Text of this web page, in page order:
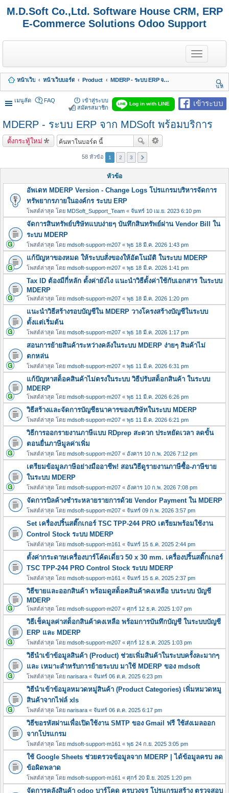
M.D.Soft Co.,Ltd. Software House CRM, ERP
E-Commerce Solutions Odoo Support
T
o
g
e
n
a
i
g
n
หน้าเว็บ หน้าเว็บบอร์ด Product
MDERP - ระบบ ERP จาก MDSoft พร้อมบริการ
นห
า
เมนูลัด
เข้าระบบ
Log in with LINE
FAQ
เข้าสู่ระบบ
สมัครสมาชิก
MDERP - ระบบ ERP จาก MDSoft พร้อมบริการ
ตั้งกระทู้ใหม่
58 หัวข้อ 1 2 3
หัวข้อ
อัพเดท MDERP Version - Change Logs โปรแกรมบริหารจัดการ
ทรัพยากรภายในองค์กร ระบบ ERP
โพสต์ล่าสุด โดย MDSoft_Support_Team « จันทร์ 10 เม.ย. 2023 6:10 pm
จัดการสินทรัพย์บริษัทแบบง่ายๆ บันทึกสินทรัพย์ผ่าน Vendor Bill ใน
ระบบ MDERP
โพสต์ล่าสุด โดย mdsoft-support-m207 « พุธ 18 มี.ค. 2026 1:43 pm
แก้ปัญหาของหมด ให้ระบบสั่งของให้อัตโนมัติ ในระบบ MDERP
โพสต์ล่าสุด โดย mdsoft-support-m207 « พุธ 18 มี.ค. 2026 1:41 pm
Tax ID ต้องมีกี่หลัก ตั้งค่ายังไง แนะนำวิธีตั้งค่าใช้กับเอกสาร ในระบบ
MDERP
โพสต์ล่าสุด โดย mdsoft-support-m207 « พุธ 18 มี.ค. 2026 1:20 pm
แนะนำวิธีสร้างรอบบัญชีใน MDERP วางโครงสร้างบัญชีในระบบ
ตั้งแต่เริ่มต้น
โพสต์ล่าสุด โดย mdsoft-support-m207 « พุธ 18 มี.ค. 2026 1:17 pm
สอนการย้ายสินค้าระหว่างคลังในระบบ MDERP ง่ายๆ สินค้าไม่
ตกหล่น
โพสต์ล่าสุด โดย mdsoft-support-m207 « พุธ 11 มี.ค. 2026 6:31 pm
แก้ปัญหาสต็อคสินค้าไม่ตรงในระบบ วิธีปรับสต็อกสินค้า ในระบบ
MDERP
โพสต์ล่าสุด โดย mdsoft-support-m207 « พุธ 11 มี.ค. 2026 6:26 pm
วิธีสร้างและจัดการบัญชีธนาคารของบริษัทในระบบ MDERP
โพสต์ล่าสุด โดย mdsoft-support-m207 « พุธ 11 มี.ค. 2026 6:21 pm
วิธีการออกรายงานภาษีแบบ RDprep สะดวก ประหยัดเวลา ลดขั้น
ตอนยื่นภาษีมูลค่าเพิ่ม
โพสต์ล่าสุด โดย mdsoft-support-m207 « อังคาร 10 ก.พ. 2026 7:12 pm
เตรียมข้อมูลภาษีอย่างมืออาชีพ! สอนวิธีดูรายงานภาษีซื้อ-ภาษีขาย
ในระบบ MDERP
โพสต์ล่าสุด โดย mdsoft-support-m207 « อังคาร 10 ก.พ. 2026 7:08 pm
จัดการบิลค้างชำระหลายรายการด้วย Vendor Payment ใน MDERP
โพสต์ล่าสุด โดย mdsoft-support-m207 « จันทร์ 09 ก.พ. 2026 3:57 pm
Set เครื่องปริ้นสติ๊กเกอร์ TSC TPP-244 PRO เตรียมพร้อมใช้งาน
Control Stock ระบบ MDERP
โพสต์ล่าสุด โดย mdsoft-support-m161 « จันทร์ 15 ธ.ค. 2025 2:44 pm
ตั้งค่ากระดาษเครื่องบาร์โค้ดเดี่ยว 50 x 30 mm. เครื่องปริ้นสติ๊กเกอร์
TSC TPP-244 PRO Control Stock ระบบ MDERP
โพสต์ล่าสุด โดย mdsoft-support-m161 « จันทร์ 15 ธ.ค. 2025 2:37 pm
วิธีขายและออกสินค้า พร้อมดูสต็อคสินค้าคงเหลือ บนระบบ บัญชี
MDERP
โพสต์ล่าสุด โดย mdsoft-support-m207 « ศุกร์ 12 ธ.ค. 2025 1:07 pm
วิธีเช็คมูลค่าสต็อกสินค้าคงเหลือ พร้อมการบันทึกบัญชี ในระบบบัญชี
ERP และ MDERP
โพสต์ล่าสุด โดย mdsoft-support-m207 « ศุกร์ 12 ธ.ค. 2025 1:03 pm
วิธีนำเข้าข้อมูลสินค้า (Product) ช่วยเพิ่มสินค้าในระบบครั้งละมากๆ
และ เหมาะสำหรับการย้ายระบบ มาใช้ MDERP ของ mdsoft
โพสต์ล่าสุด โดย narisara « จันทร์ 06 ต.ค. 2025 6:23 pm
วิธีนำเข้าข้อมูลหมวดหมู่สินค้า (Product Categories) เพิ่มหมวดหมู
สินค้าจากไฟล์ xls
โพสต์ล่าสุด โดย narisara « จันทร์ 06 ต.ค. 2025 6:17 pm
วิธีขอรหัสผ่านเพื่อเปิดใช้งาน SMTP ของ Gmail ฟรี ใช้ส่งเมลออก
จากโปรแกรม
โพสต์ล่าสุด โดย mdsoft-support-m161 « พุธ 24 ก.ย. 2025 3:05 pm
ใช้ Google Sheets ช่วยตรวจข้อมูลจาก MDERP | ได้ข้อมูลครบ ลด
ข้อผิดพลาด
โพสต์ล่าสุด โดย mdsoft-support-m161 « ศุกร์ 20 มิ.ย. 2025 1:20 pm
จัดการคลังสินค้า odoo บาร์โคด ครบวงจร โปรแกรมสร้าง ตรวจสอบ